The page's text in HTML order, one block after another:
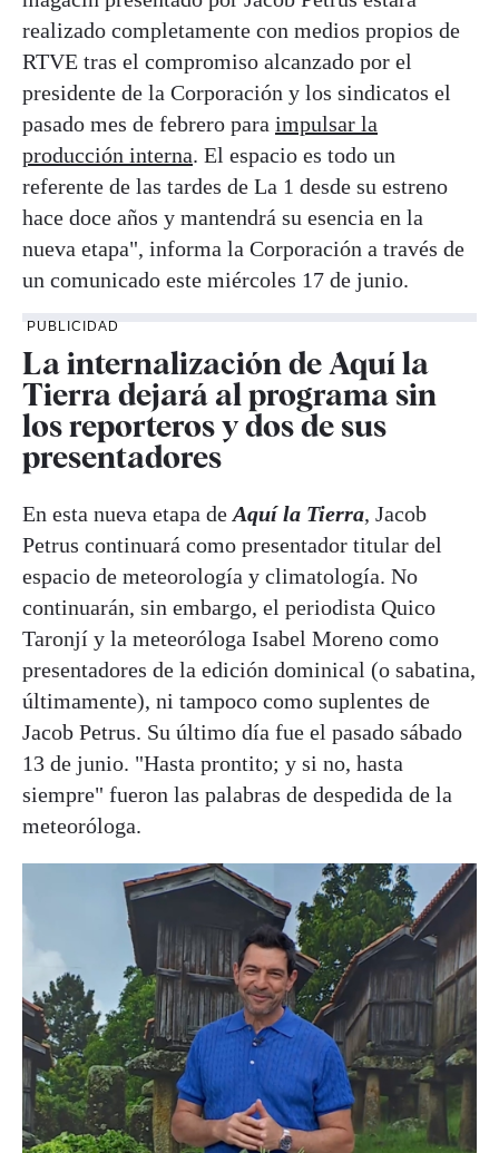
realizado completamente con medios propios de
RTVE tras el compromiso alcanzado por el
presidente de la Corporación y los sindicatos el
pasado mes de febrero para impulsar la
producción interna. El espacio es todo un
referente de las tardes de La 1 desde su estreno
hace doce años y mantendrá su esencia en la
nueva etapa", informa la Corporación a través de
un comunicado este miércoles 17 de junio.
PUBLICIDAD
La internalización de Aquí la
Tierra dejará al programa sin
los reporteros y dos de sus
presentadores
En esta nueva etapa de Aquí la Tierra, Jacob
Petrus continuará como presentador titular del
espacio de meteorología y climatología. No
continuarán, sin embargo, el periodista Quico
Taronjí y la meteoróloga Isabel Moreno como
presentadores de la edición dominical (o sabatina,
últimamente), ni tampoco como suplentes de
Jacob Petrus. Su último día fue el pasado sábado
13 de junio. "Hasta prontito; y si no, hasta
siempre" fueron las palabras de despedida de la
meteoróloga.